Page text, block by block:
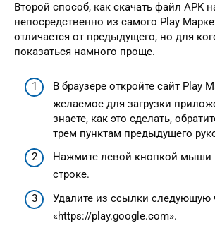
Второй способ, как скачать файл APK
непосредственно из самого Play
отличается от предыдущего, но для
показаться намного проще.
В браузере откройте сайт Play
желаемое для загрузки
знаете, как это сделать,
трем пунктам предыдущего
Нажмите левой кнопкой мыши
строке.
Удалите из ссылки следующую
«https://play.google.com».